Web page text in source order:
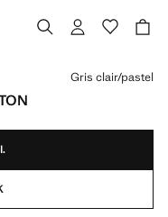
Gris clair/pastel